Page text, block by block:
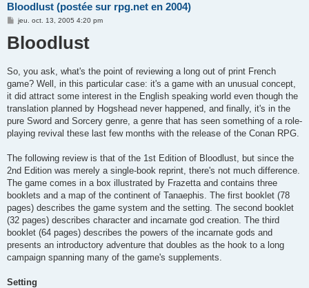
Bloodlust (postée sur rpg.net en 2004)
M
s
s
e
jeu. oct. 13, 2005 4:20 pm
Bloodlust
So, you ask, what's the point of reviewing a long out of print French
game? Well, in this particular case: it's a game with an unusual concept,
it did attract some interest in the English speaking world even though the
translation planned by Hogshead never happened, and finally, it's in the
pure Sword and Sorcery genre, a genre that has seen something of a role-
playing revival these last few months with the release of the Conan RPG.
The following review is that of the 1st Edition of Bloodlust, but since the
2nd Edition was merely a single-book reprint, there's not much difference.
The game comes in a box illustrated by Frazetta and contains three
booklets and a map of the continent of Tanaephis. The first booklet (78
pages) describes the game system and the setting. The second booklet
(32 pages) describes character and incarnate god creation. The third
booklet (64 pages) describes the powers of the incarnate gods and
presents an introductory adventure that doubles as the hook to a long
campaign spanning many of the game's supplements.
Setting